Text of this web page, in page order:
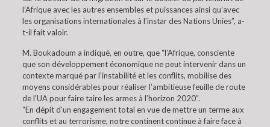
l’Afrique avec les autres ensembles et puissances ainsi qu’avec
les organisations internationales à l’instar des Nations Unies”, a-
t-il fait valoir.
M. Boukadoum a indiqué, en outre, que “l’Afrique, consciente
que son développement économique ne peut intervenir dans un
contexte marqué par l’instabilité et les conflits, mobilise des
moyens considérables pour réaliser l’ambitieuse feuille de route
de l’UA pour faire taire les armes à l’horizon 2020”.
“En dépit d’un engagement total en vue de mettre un terme aux
conflits et au terrorisme, notre continent continue à faire face à